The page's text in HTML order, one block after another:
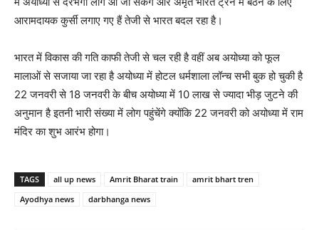
आरामदायक कुर्सी लगाए गए हैं तेजी से भारत बदल रहा है।
भारत में विकास की गति काफी तेजी से चल रही है वहीं अब अयोध्या को फूल
मालाओं से सजाया जा रहा है अयोध्या में होटल धर्मशाला लॉन्च सभी बुक हो चुकी है
22 जनवरी से 18 जनवरी के बीच अयोध्या में 10 लाख से ज्यादा भीड़ जुटने की
अनुमान है इतनी भारी संख्या में लोग पहुंचेंगे क्योंकि 22 जनवरी को अयोध्या में राम
मंदिर का शुभ आरंभ होगा।
TAGS all up news Amrit Bharat train
amrit bhart tren
Ayodhya news
darbhanga news